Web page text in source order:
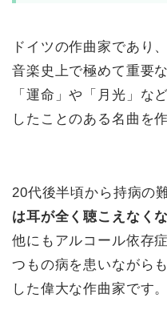
ドイツの作曲家であり
音楽史上で極めて重要
「運命」や「月光」な
したことのある名曲を
20代後半頃から持病の
は耳が全く聴こえなく
他にもアルコール依存
つもの病を患いながら
した偉大な作曲家です。